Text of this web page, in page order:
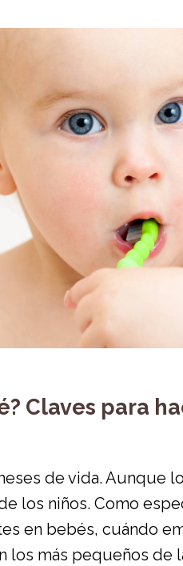
Claves para
de vida. Aunque
los niños. Como
en bebés, cuándo
los más pequeños de